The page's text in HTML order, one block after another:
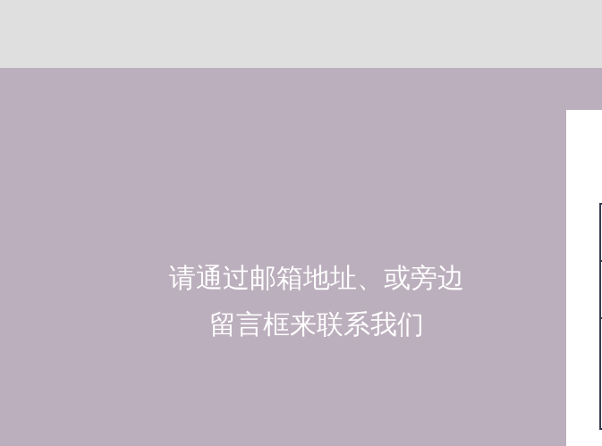
请通过邮箱地址、或旁边
留言框来联系我们